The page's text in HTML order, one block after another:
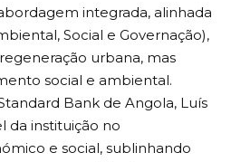
integrada, alinhada
Social e Governação),
urbana, mas
social e ambiental.
Bank de Angola, Luís
da instituição no
e social, sublinhando